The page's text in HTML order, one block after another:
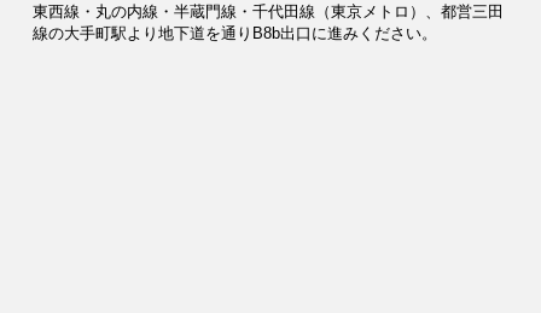
東西線・丸の内線・半蔵門線・千代田線（東京メトロ）、都営三田
線の大手町駅より地下道を通りB8b出口に進みください。